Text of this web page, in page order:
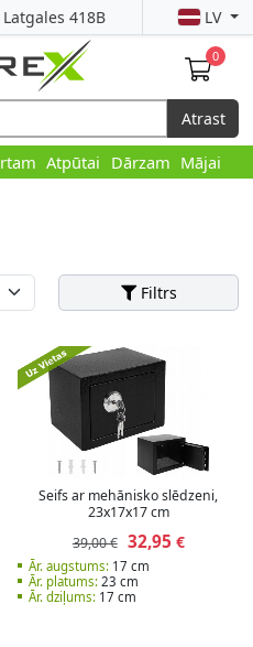
418B LV
0
Atrast
Atpūtai Dārzam Mājai
Filtrs
Seifs ar mehānisko slēdzeni,
23x17x17 cm
39,00 € 32,95 €
Ār. augstums: 17 cm
Ār. platums: 23 cm
Ār. dziļums: 17 cm